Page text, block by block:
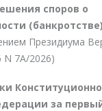
споров о
Президиума
N 7А/2026)
за